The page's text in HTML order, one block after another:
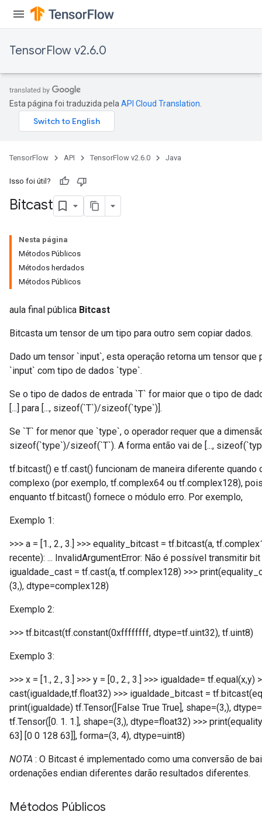
TensorFlow v2.6.0
Esta página foi traduzida pela API Cloud Translation
TensorFlow API TensorFlow v2.6.0 Java
Isso foi útil?
Bitcast
Nesta página
Métodos Públicos
Métodos herdados
Métodos Públicos
aula final pública Bitcast
Bitcasta um tensor de um tipo para outro sem copiar dados.
Dado um tensor `input`, esta operação retorna um tensor
`input` com tipo de dados `type`.
Se o tipo de dados de entrada `T` for maior que o tipo de
[...] para [..., sizeof(`T`)/sizeof(`type`)].
Se `T` for menor que `type`, o operador requer que a
sizeof(`type`)/sizeof(`T`). A forma então vai de [...,
tf.bitcast() e tf.cast() funcionam de maneira diferente
complexo (por exemplo, tf.complex64 ou tf.complex128),
enquanto tf.bitcast() fornece o módulo erro. Por exemplo,
Exemplo 1:
>>> a = [1., 2., 3.] >>> equality_bitcast = tf.bitcast(a,
recente): ... InvalidArgumentError: Não é possível transmitir
igualdade_cast = tf.cast(a, tf.complex128) >>>
(3,), dtype=complex128)
Exemplo 2:
>>> tf.bitcast(tf.constant(0xffffffff, dtype=tf.uint32), tf.uint8)
Exemplo 3:
>>> x = [1., 2., 3.] >>> y = [0., 2., 3.] >>> igualdade=
cast(igualdade,tf.float32) >>> igualdade_bitcast =
print(igualdade) tf.Tensor([False True True], shape=(3,),
tf.Tensor([0. 1. 1.], shape=(3,), dtype=float32) >>>
63] [0 0 128 63]], forma=(3, 4), dtype=uint8)
NOTA : O Bitcast é implementado como uma conversão de
ordenações endian diferentes darão resultados diferentes.
Métodos Públicos